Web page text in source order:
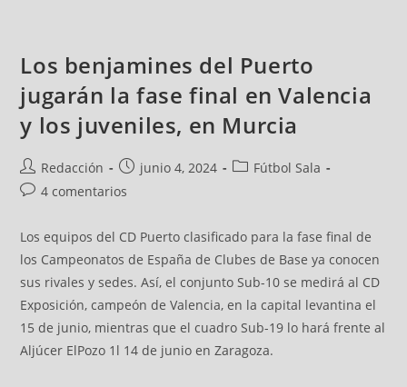
Los benjamines del Puerto
jugarán la fase final en Valencia
y los juveniles, en Murcia
Redacción junio 4, 2024
Fútbol Sala
4 comentarios
Los equipos del CD Puerto clasificado para la fase final de
los Campeonatos de España de Clubes de Base ya conocen
sus rivales y sedes. Así, el conjunto Sub-10 se medirá al CD
Exposición, campeón de Valencia, en la capital levantina el
15 de junio, mientras que el cuadro Sub-19 lo hará frente al
Aljúcer ElPozo 1l 14 de junio en Zaragoza.